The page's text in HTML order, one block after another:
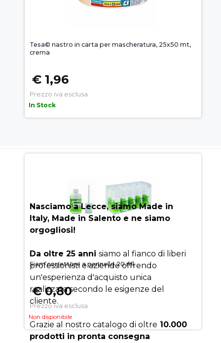
Tesa© nastro in carta per mascheratura, 25x50 mt,
crema
€ 1,96
Prezzo iva esclusa
In Stock
Siam correttore a pennello 20 ml
€ 0,80
Prezzo iva esclusa
Non disponibile
SUCCESSO
Nasciamo a Lecce, siamo Made in
Italy, Made in Salento e ne siamo
orgogliosi!
Da oltre 25 anni siamo al fianco di liberi
professionisti e aziende offrendo
un'esperienza d'acquisto unica
realizzata secondo le esigenze del
cliente.
Grazie al nostro catalogo di oltre 10.000
prodotti in pronta consegna